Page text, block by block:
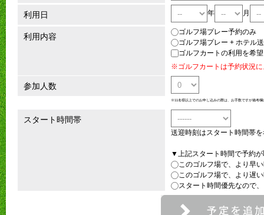
利用日 年 月
利用内容
ゴルフ場プレー予約のみ
ゴルフ場プレー + ホテル
ゴルフカートの利用を希望
※ゴルフカートは予約状況
参加人数
※11名様以上でのお申し込みの際は、お手数ですが備考欄
スタート時間帯
送迎時刻はスタート時間帯
▼上記スタート時間で予約
このゴルフ場で、より早
このゴルフ場で、より遅
スタート時間優先なので